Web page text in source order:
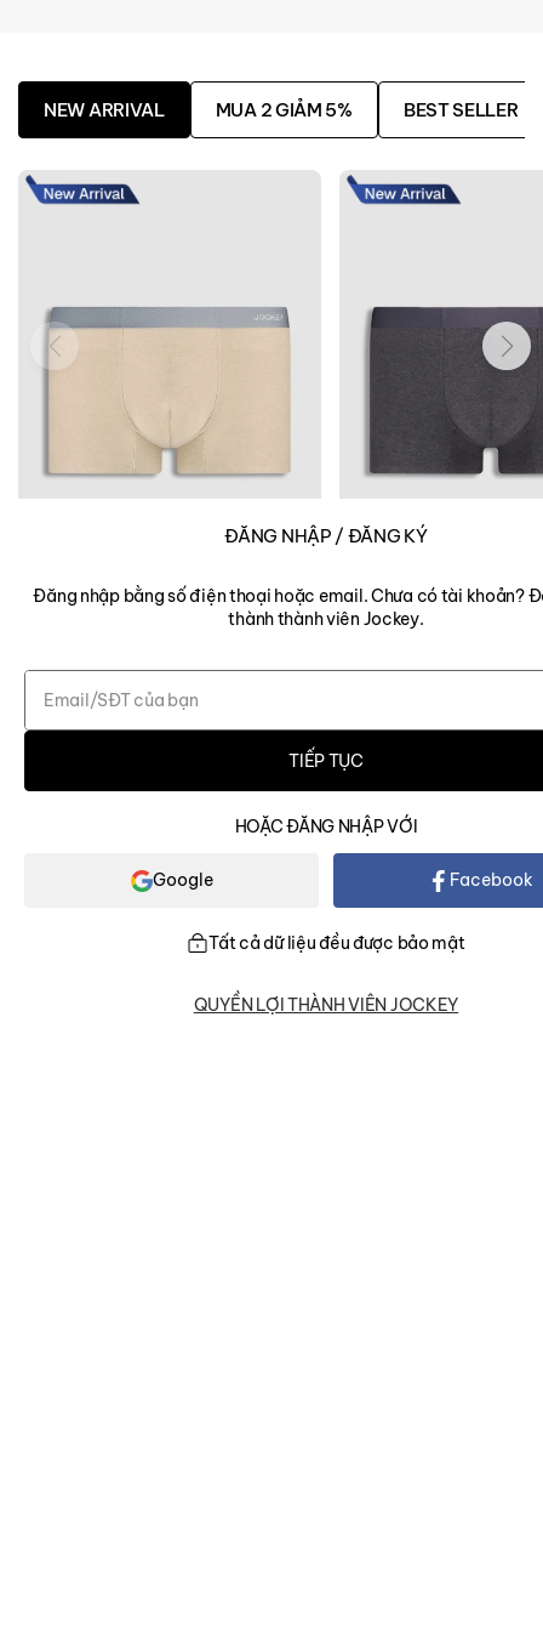
NEW ARRIVAL MUA 2 GIẢM 5% BEST SELLER
Quần lót viscose nam Jockey không đường
may dáng trunk - J4157
XEM TẤT CẢ
ĐĂNG NHẬP / ĐĂNG KÝ
Đăng nhập bằng số điện thoại hoặc email. Chưa có tài khoản?
thành thành viên Jockey.
Email/SĐT của bạn
TIẾP TỤC
HOẶC ĐĂNG NHẬP VỚI
Google Facebook
Tất cả dữ liệu đều được bảo mật
QUYỀN LỢI THÀNH VIÊN JOCKEY